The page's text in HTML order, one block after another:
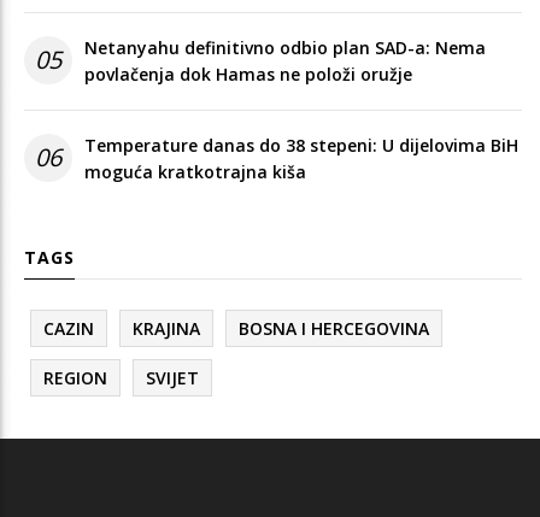
05
Netanyahu definitivno odbio plan SAD-a: Nema
povlačenja dok Hamas ne položi oružje
06
Temperature danas do 38 stepeni: U dijelovima BiH
moguća kratkotrajna kiša
TAGS
CAZIN KRAJINA BOSNA I HERCEGOVINA
REGION SVIJET